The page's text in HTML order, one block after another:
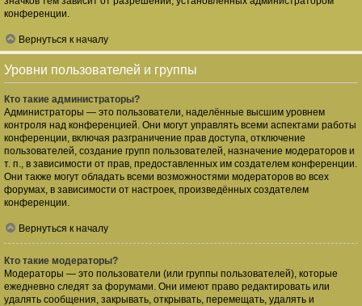
конференции.
Вернуться к началу
Уровни пользователей и группы
Кто такие администраторы?
Администраторы — это пользователи, наделённые высшим уровнем
контроля над конференцией. Они могут управлять всеми аспектами работы
конференции, включая разграничение прав доступа, отключение
пользователей, создание групп пользователей, назначение модераторов и
т. п., в зависимости от прав, предоставленных им создателем конференции.
Они также могут обладать всеми возможностями модераторов во всех
форумах, в зависимости от настроек, произведённых создателем
конференции.
Вернуться к началу
Кто такие модераторы?
Модераторы — это пользователи (или группы пользователей), которые
ежедневно следят за форумами. Они имеют право редактировать или
удалять сообщения, закрывать, открывать, перемещать, удалять и